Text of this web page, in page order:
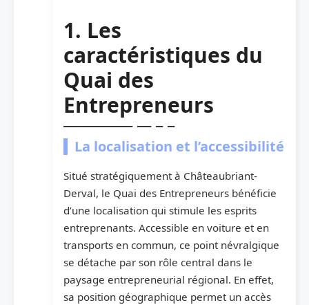
1. Les
caractéristiques du
Quai des
Entrepreneurs
La localisation et l’accessibilité
Situé stratégiquement à Châteaubriant-
Derval, le Quai des Entrepreneurs bénéficie
d’une localisation qui stimule les esprits
entreprenants. Accessible en voiture et en
transports en commun, ce point névralgique
se détache par son rôle central dans le
paysage entrepreneurial régional. En effet,
sa position géographique permet un accès